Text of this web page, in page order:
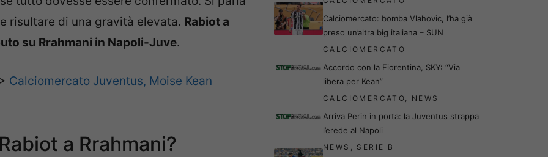
risultare di una gravità elevata. Rabiot a
su Rrahmani in Napoli-Juve.
Calciomercato Juventus, Moise Kean
a Rrahmani?
Calciomercato: bomba Vlahovic, l’ha già
preso un’altra big italiana – SUN
CALCIOMERCATO
Accordo con la Fiorentina, SKY: “Via
libera per Kean”
CALCIOMERCATO, NEWS
Arriva Perin in porta: la Juventus strappa
l’erede al Napoli
NEWS , SERIE B